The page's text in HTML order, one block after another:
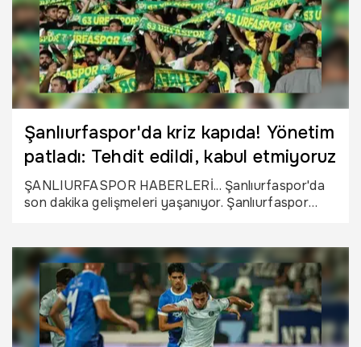
Şanlıurfaspor'da kriz kapıda! Yönetim
patladı: Tehdit edildi, kabul etmiyoruz
ŞANLIURFASPOR HABERLERİ... Şanlıurfaspor'da
son dakika gelişmeleri yaşanıyor. Şanlıurfaspor
“mücadelemiz kayyum için değil, adalet içindir”
ifadeleri kullanıldı.